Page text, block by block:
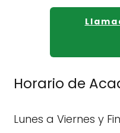
Horario de
Lunes a Viernes y